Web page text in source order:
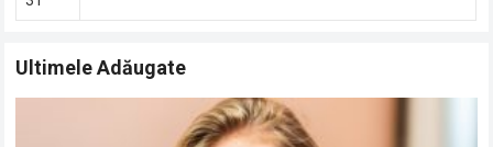
Ultimele Adăugate